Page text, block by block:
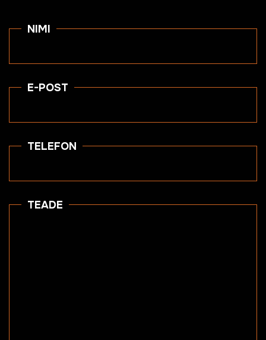
NIMI
E-POST
TELEFON
TEADE